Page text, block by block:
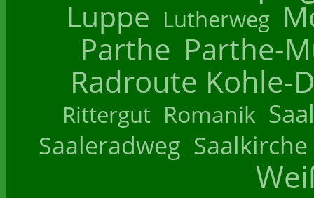
Luppe Lutherweg
Parthe Parthe-
Radroute Kohle-
Rittergut Romanik
Saaleradweg Saalkirche